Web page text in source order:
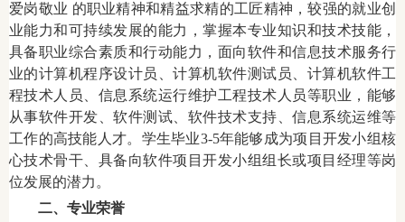
爱岗敬业 的职业精神和精益求精的工匠精神，较强的就业创
业能力和可持续发展的能力，掌握本专业知识和技术技能，
具备职业综合素质和行动能力，面向软件和信息技术服务行
业的计算机程序设计员、计算机软件测试员、计算机软件工
程技术人员、信息系统运行维护工程技术人员等职业，能够
从事软件开发、软件测试、软件技术支持、信息系统运维等
工作的高技能人才。学生毕业3-5年能够成为项目开发小组核
心技术骨干、 具备向软件项目开发小组组长或项目经理等岗
位发展的潜力。
二、专业荣誉